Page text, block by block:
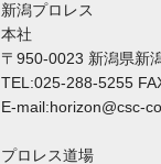
新潟プロレス
本社
〒950-0023 新潟県新
TEL:025-288-5255
E-mail:horizon@csc-
プロレス道場